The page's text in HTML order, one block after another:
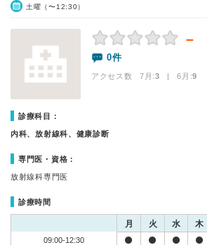
土曜（〜12:30）
－
0件
アクセス数 7月:3 | 6月:9
診療科目：
内科、放射線科、健康診断
専門医・資格：
放射線科専門医
診療時間
月 火 水 木
09:00-12:30